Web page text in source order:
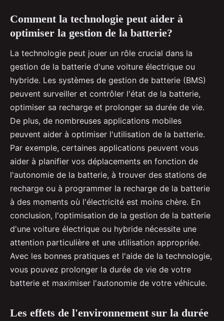
Comment la technologie peut aider à
optimiser la gestion de la batterie?
La technologie peut jouer un rôle crucial dans la
gestion de la batterie d'une voiture électrique ou
hybride. Les systèmes de gestion de batterie (BMS)
peuvent surveiller et contrôler l'état de la batterie,
optimiser sa recharge et prolonger sa durée de vie.
De plus, de nombreuses applications mobiles
peuvent aider à optimiser l'utilisation de la batterie.
Par exemple, certaines applications peuvent vous
aider à planifier vos déplacements en fonction de
l'autonomie de la batterie, à trouver des stations de
recharge ou à programmer la recharge de la batterie
à des moments où l'électricité est moins chère. En
conclusion, l'optimisation de la gestion de la batterie
d'une voiture électrique ou hybride nécessite une
attention particulière et une utilisation appropriée.
Avec les bonnes pratiques et l'aide de la technologie,
vous pouvez prolonger la durée de vie de votre
batterie et maximiser l'autonomie de votre véhicule.
Les effets de l'environnement sur la durée